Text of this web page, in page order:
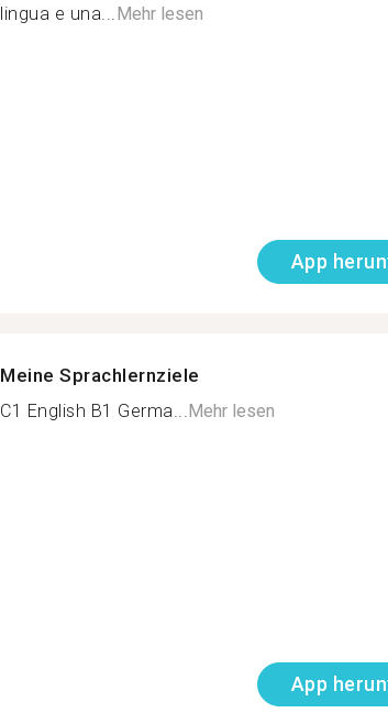
lingua e una...Mehr lesen
App
Meine Sprachlernziele
C1 English B1 Germa...Mehr lesen
App